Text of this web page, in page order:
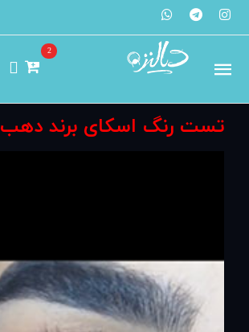
2
تست رنگ اسکای برند دهب